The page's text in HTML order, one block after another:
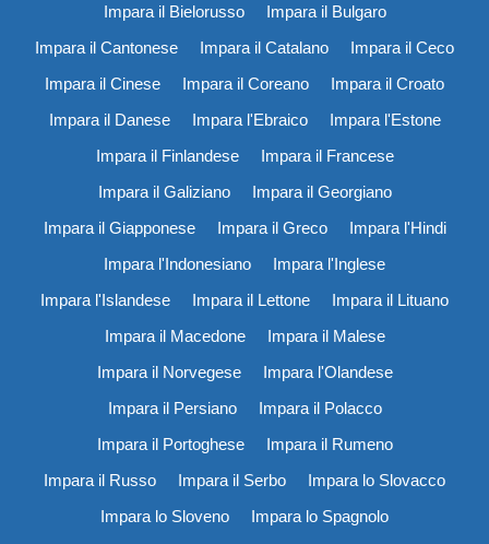
Impara il Bielorusso
Impara il Bulgaro
Impara il Cantonese
Impara il Catalano
Impara il Ceco
Impara il Cinese
Impara il Coreano
Impara il Croato
Impara il Danese
Impara l'Ebraico
Impara l'Estone
Impara il Finlandese
Impara il Francese
Impara il Galiziano
Impara il Georgiano
Impara il Giapponese
Impara il Greco
Impara l'Hindi
Impara l'Indonesiano
Impara l'Inglese
Impara l'Islandese
Impara il Lettone
Impara il Lituano
Impara il Macedone
Impara il Malese
Impara il Norvegese
Impara l'Olandese
Impara il Persiano
Impara il Polacco
Impara il Portoghese
Impara il Rumeno
Impara il Russo
Impara il Serbo
Impara lo Slovacco
Impara lo Sloveno
Impara lo Spagnolo